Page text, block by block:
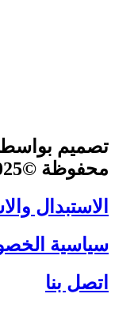
تصميم
محفوظة ©2025 classic perfume store
الاستبدال
سياسية
اتصل بنا